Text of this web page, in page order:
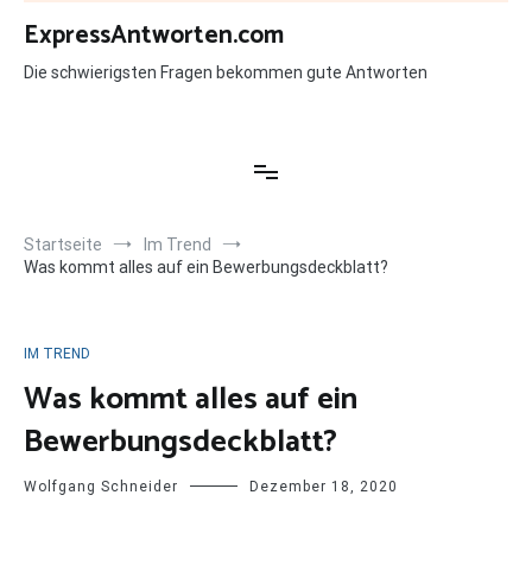
Zum
Inhalt
springen
ExpressAntworten.com
Die schwierigsten Fragen bekommen gute Antworten
Startseite
Im Trend
Was kommt alles auf ein Bewerbungsdeckblatt?
IM TREND
Was kommt alles auf ein
Bewerbungsdeckblatt?
Wolfgang Schneider Dezember 18, 2020